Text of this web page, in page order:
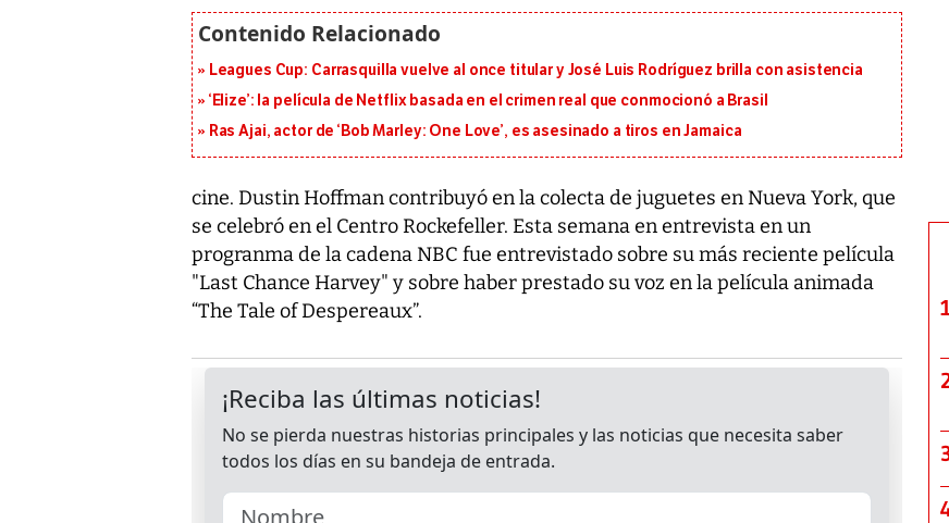
Leagues Cup: Carrasquilla vuelve al once titular y José Luis Rodríguez brilla con asistencia
‘Elize’: la película de Netflix basada en el crimen real que conmocionó a Brasil
Ras Ajai, actor de ‘Bob Marley: One Love’, es asesinado a tiros en Jamaica
cine. Dustin Hoffman contribuyó en la colecta de juguetes en Nueva York, que
se celebró en el Centro Rockefeller. Esta semana en entrevista en un
progranma de la cadena NBC fue entrevistado sobre su más reciente película
"Last Chance Harvey" y sobre haber prestado su voz en la película animada
“The Tale of Despereaux”.
al sur de Japón, provocando una